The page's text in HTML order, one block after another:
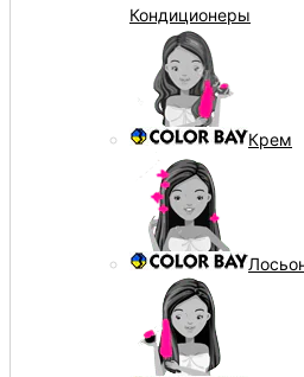
Кондиционеры
Крем